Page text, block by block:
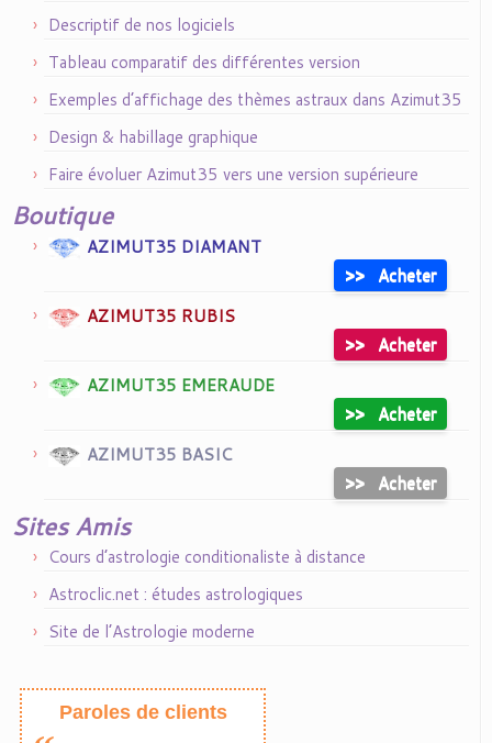
Descriptif de nos logiciels
Tableau comparatif des différentes version
Exemples d’affichage des thèmes astraux dans Azimut35
Design & habillage graphique
Faire évoluer Azimut35 vers une version supérieure
Boutique
AZIMUT35 DIAMANT
>>
Acheter
AZIMUT35 RUBIS
>>
Acheter
AZIMUT35 EMERAUDE
>>
Acheter
AZIMUT35 BASIC
>> Acheter
Sites Amis
Cours d’astrologie conditionaliste à distance
Astroclic.net : études astrologiques
Site de l’Astrologie moderne